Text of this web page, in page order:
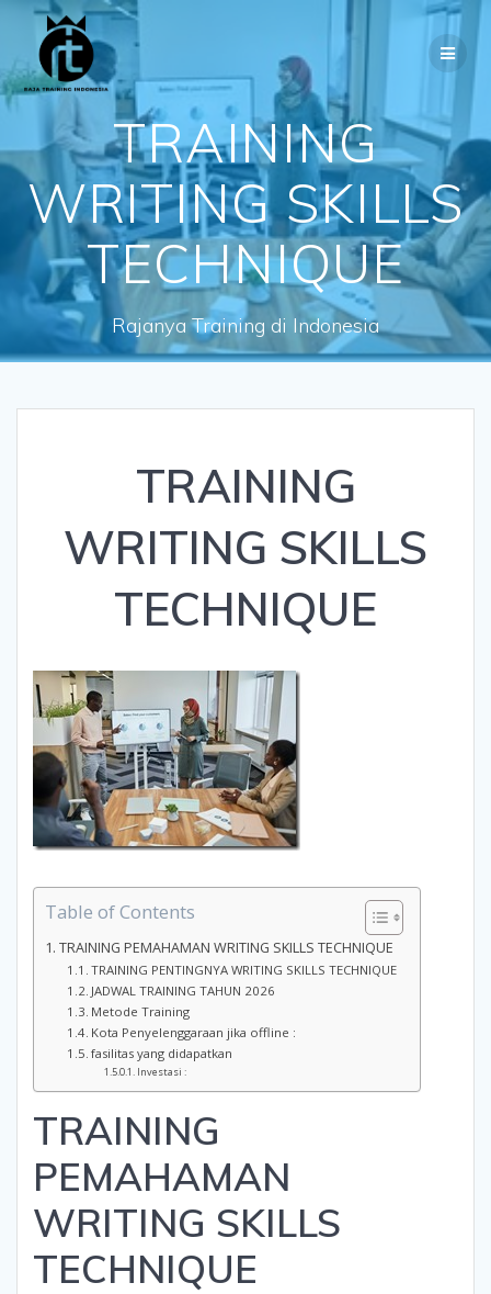
content
TRAINING
WRITING SKILLS
TECHNIQUE
Rajanya Training di Indonesia
TRAINING
WRITING SKILLS
TECHNIQUE
Table of Contents
TRAINING PEMAHAMAN WRITING SKILLS TECHNIQUE
TRAINING PENTINGNYA WRITING SKILLS TECHNIQUE
JADWAL TRAINING TAHUN 2026
Metode Training
Kota Penyelenggaraan jika offline :
fasilitas yang didapatkan
Investasi :
TRAINING
PEMAHAMAN
WRITING SKILLS
TECHNIQUE